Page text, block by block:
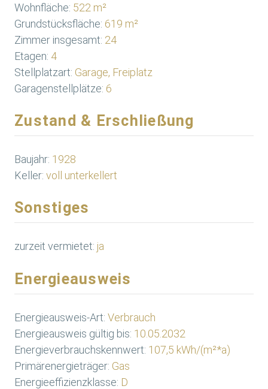
Wohnfläche: 522 m²
Grundstücksfläche: 619 m²
Zimmer insgesamt: 24
Etagen: 4
Stellplatzart: Garage, Freiplatz
Garagenstellplätze: 6
Zustand & Erschließung
Baujahr: 1928
Keller: voll unterkellert
Sonstiges
zurzeit vermietet: ja
Energieausweis
Energieausweis-Art: Verbrauch
Energieausweis gültig bis: 10.05.2032
Energieverbrauchskennwert: 107,5 kWh/(m²*a)
Primärenergieträger: Gas
Energieeffizienzklasse: D